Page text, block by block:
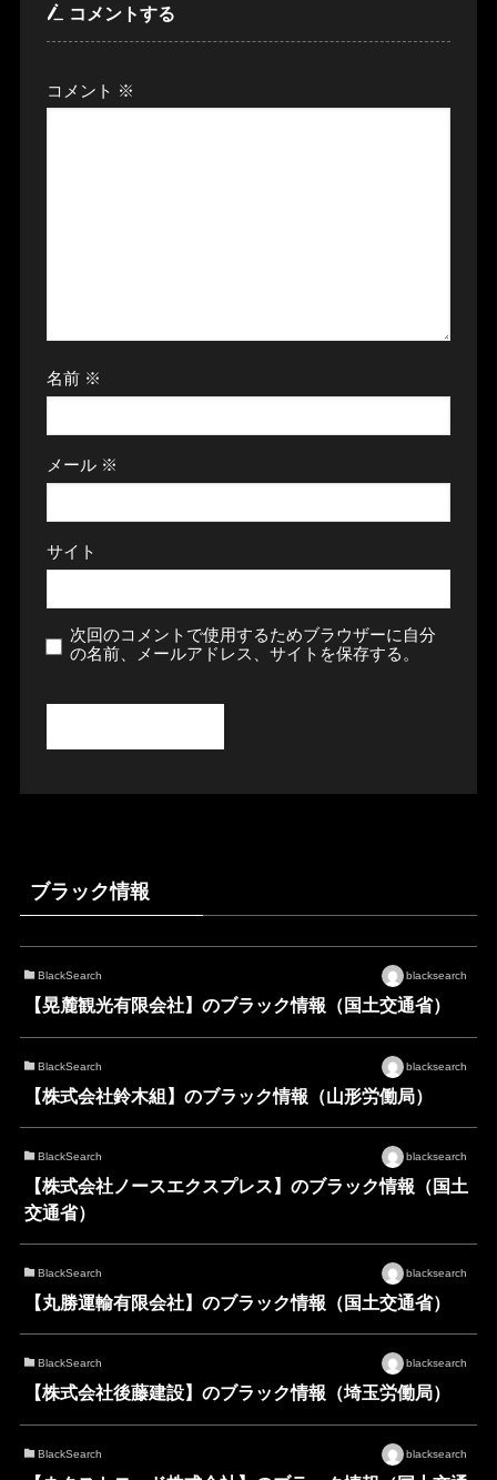
コメントする
コメント ※
名前 ※
メール ※
サイト
次回のコメントで使用するためブラウザーに自分
の名前、メールアドレス、サイトを保存する。
ブラック情報
BlackSearch blacksearch
【晃麓観光有限会社】のブラック情報（国土交通省）
BlackSearch blacksearch
【株式会社鈴木組】のブラック情報（山形労働局）
BlackSearch blacksearch
【株式会社ノースエクスプレス】のブラック情報（国土
交通省）
BlackSearch blacksearch
【丸勝運輸有限会社】のブラック情報（国土交通省）
BlackSearch blacksearch
【株式会社後藤建設】のブラック情報（埼玉労働局）
BlackSearch blacksearch